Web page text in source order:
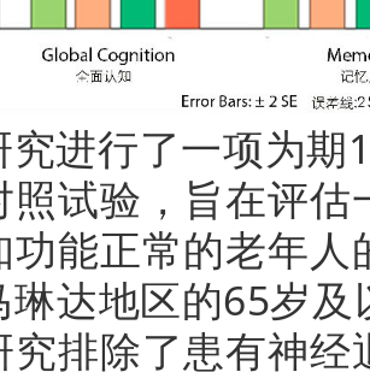
究进行了一项为期
照试验，旨在评
功能正常的老年
琳达地区的65岁
究排除了患有神